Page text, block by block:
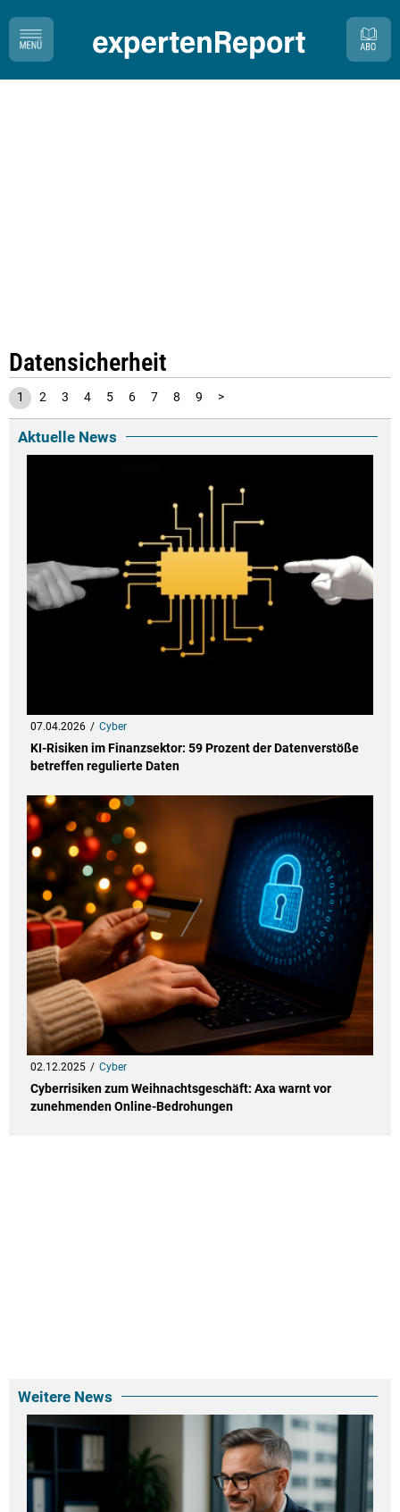
Datensicherheit
1 2 3 4 5 6 7 8 9 >
Aktuelle News
07.04.2026 Cyber
KI-Risiken im Finanzsektor: 59 Prozent der Datenverstöße
betreffen regulierte Daten
02.12.2025 Cyber
Cyberrisiken zum Weihnachtsgeschäft: Axa warnt vor
zunehmenden Online-Bedrohungen
Weitere News